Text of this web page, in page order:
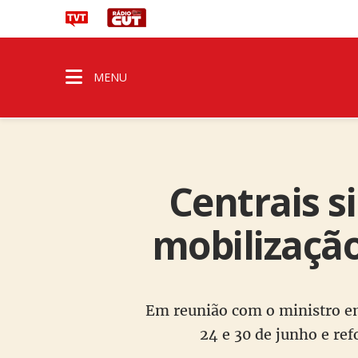
MENU
Centrais
Em reunião com o ministro
24 e 30 de junho e